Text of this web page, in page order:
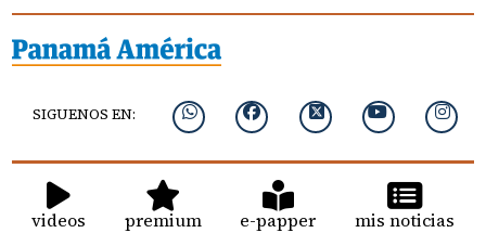
SIGUENOS EN:
videos premium e-papper mis noticias